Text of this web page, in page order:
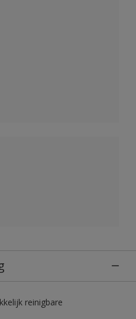
reinigbare